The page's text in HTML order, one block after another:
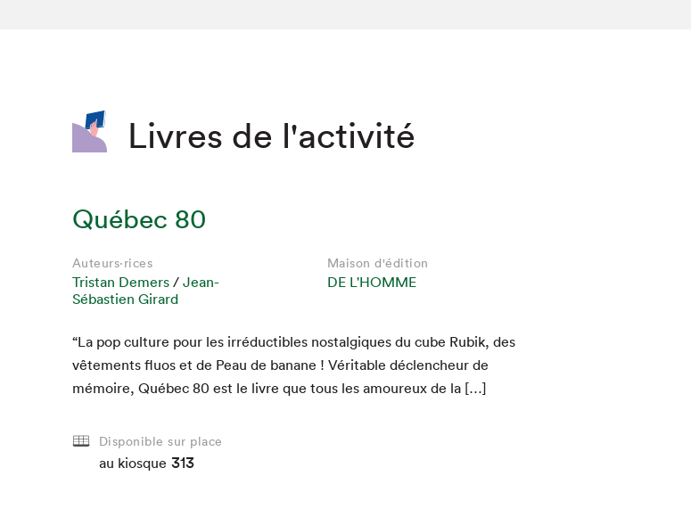
Que cherchez-vous?
Livres de l'activité
Québec 80
Auteurs·rices
Tristan Demers/ Jean-
Sébastien Girard
Maison d'édition
DE L'HOMME
“La pop cul­ture pour les irré­ductibles nos­tal­giques du cube Rubik, des
vête­ments flu­os et de Peau de banane ! Véri­ta­ble déclencheur de
mémoire, Québec 80 est le livre que tous les amoureux de la […]
Disponible sur place
au kiosque 313